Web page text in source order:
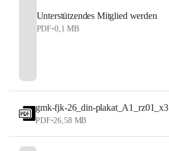
Unterstützendes Mitglied werden
PDF•0,1 MB
gmk-fjk-26_din-plakat_A1_rz01_x3
PDF•26,58 MB